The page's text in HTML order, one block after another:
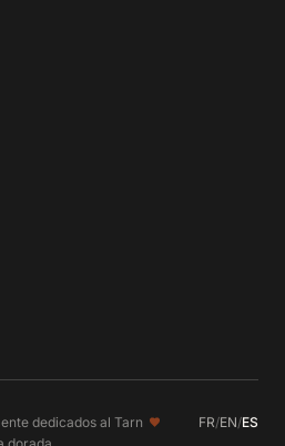
dedicados al Tarn FR/EN/ES